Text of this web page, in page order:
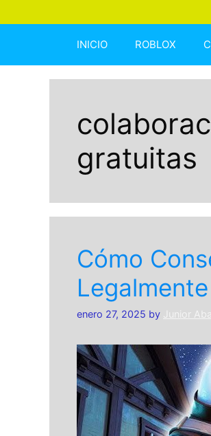
INICIO ROBLOX
gratuitas
Cómo
Legalmente
enero 27, 2025 by Junior